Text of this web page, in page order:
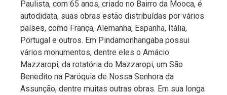
Paulista, com 65 anos, criado no Bairro da Mooca, é
autodidata, suas obras estão distribuídas por vários
países, como França, Alemanha, Espanha, Itália,
Portugal e outros. Em Pindamonhangaba possui
vários monumentos, dentre eles o Amácio
Mazzaropi, da rotatória do Mazzaropi, um São
Benedito na Paróquia de Nossa Senhora da
Assunção, dentre muitas outras obras. Em sua longa